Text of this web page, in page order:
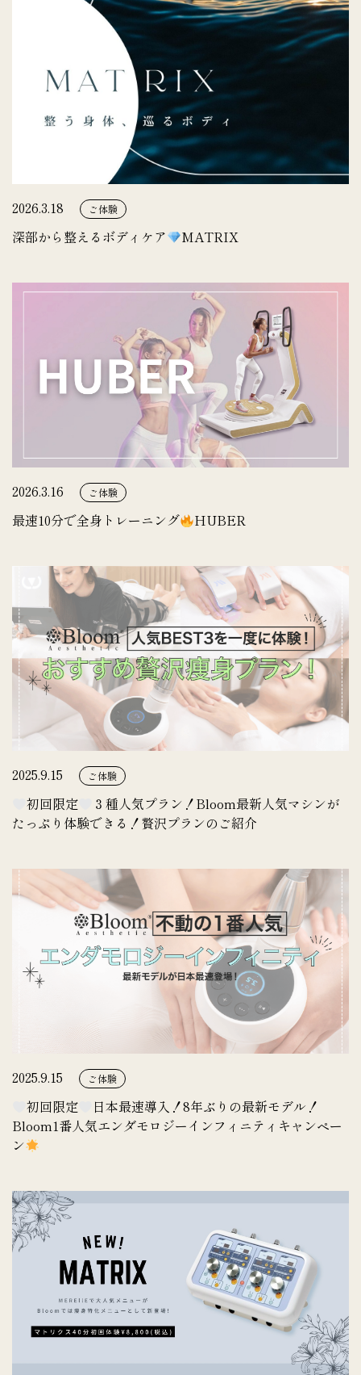
2026.3.18 ご体験
深部から整えるボディケア MATRIX
2026.3.16 ご体験
最速10分で全身トレーニング HUBER
2025.9.15 ご体験
初回限定
３種人気プラン！Bloom最新人気マシンが
たっぷり体験できる！贅沢プランのご紹介
2025.9.15 ご体験
初回限定
日本最速導入！8年ぶりの最新モデル！
Bloom1番人気エンダモロジーインフィニティキャンペー
ン